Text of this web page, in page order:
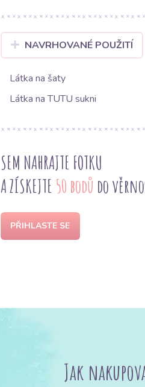
NAVRHOVANÉ POUŽITÍ
Látka na šaty
Látka na TUTU sukni
SEM NAHRAJTE FOTKU
A ZÍSKEJTE 50 bodů do
PŘIHLASTE SE
Jak